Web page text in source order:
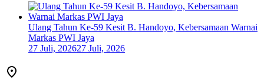
Ulang Tahun Ke-59 Kesit B. Handoyo, Kebersamaan Warnai
Markas PWI Jaya
27 Juli, 202627 Juli, 2026